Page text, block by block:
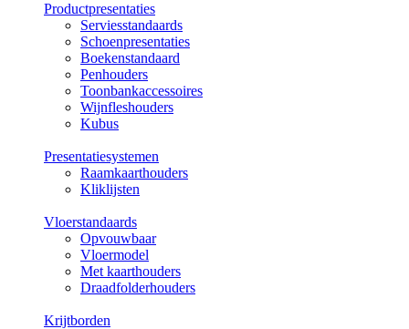
Productpresentaties
Serviesstandaards
Schoenpresentaties
Boekenstandaard
Penhouders
Toonbankaccessoires
Wijnfleshouders
Kubus
Presentatiesystemen
Raamkaarthouders
Kliklijsten
Vloerstandaards
Opvouwbaar
Vloermodel
Met kaarthouders
Draadfolderhouders
Krijtborden